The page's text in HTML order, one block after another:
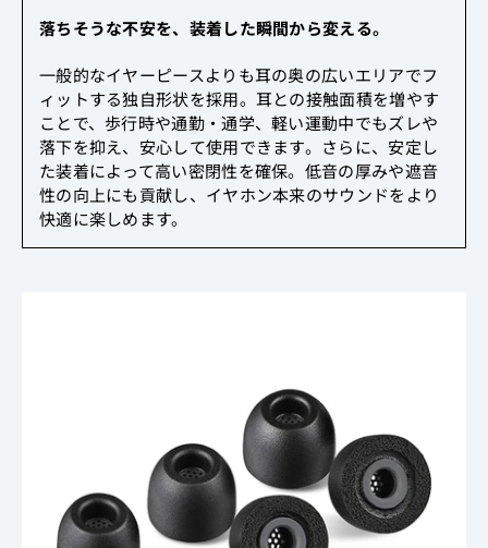
落ちそうな不安を、装着した瞬間から変える。
一般的なイヤーピースよりも耳の奥の広いエリアでフ
ィットする独自形状を採用。耳との接触面積を増やす
ことで、歩行時や通勤・通学、軽い運動中でもズレや
落下を抑え、安心して使用できます。さらに、安定し
た装着によって高い密閉性を確保。低音の厚みや遮音
性の向上にも貢献し、イヤホン本来のサウンドをより
快適に楽しめます。